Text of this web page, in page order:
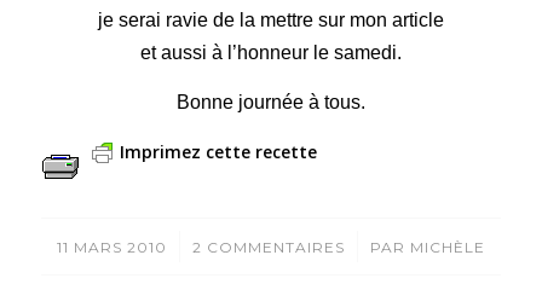
je serai ravie de la mettre sur mon article
et aussi à l’honneur le samedi.
Bonne journée à tous.
Imprimez cette recette
11 MARS 2010
/ 2 COMMENTAIRES
/ PAR MICHÈLE